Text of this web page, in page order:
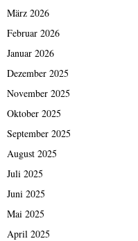
März 2026
Februar 2026
Januar 2026
Dezember 2025
November 2025
Oktober 2025
September 2025
August 2025
Juli 2025
Juni 2025
Mai 2025
April 2025